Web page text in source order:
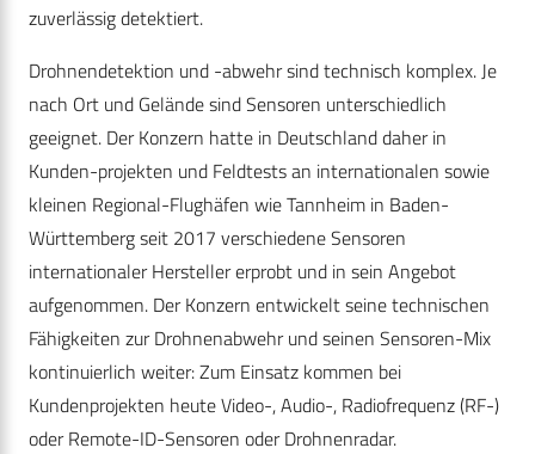
zuverlässig detektiert.
Drohnendetektion und -abwehr sind technisch komplex. Je
nach Ort und Gelände sind Sensoren unterschiedlich
geeignet. Der Konzern hatte in Deutschland daher in
Kunden-projekten und Feldtests an internationalen sowie
kleinen Regional-Flughäfen wie Tannheim in Baden-
Württemberg seit 2017 verschiedene Sensoren
internationaler Hersteller erprobt und in sein Angebot
aufgenommen. Der Konzern entwickelt seine technischen
Fähigkeiten zur Drohnenabwehr und seinen Sensoren-Mix
kontinuierlich weiter: Zum Einsatz kommen bei
Kundenprojekten heute Video-, Audio-, Radiofrequenz (RF-)
oder Remote-ID-Sensoren oder Drohnenradar.